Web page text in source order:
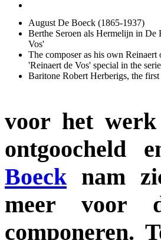
August De Boeck (1865-1937)
Berthe Seroen als Hermelijn in De
Vos'
The composer as his own Reinaert
'Reinaert de Vos' special in the
Baritone Robert Herberigs, the first
voor het werk
ontgoocheld
Boeck nam
meer voor
componeren.